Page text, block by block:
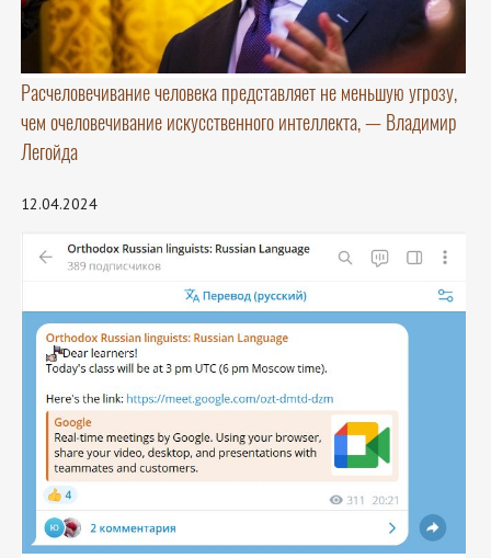
Расчеловечивание человека представляет не меньшую угрозу,
чем очеловечивание искусственного интеллекта, — Владимир
Легойда
12.04.2024